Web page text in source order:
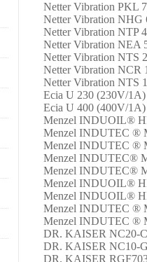
Netter Vibration PKL
Netter Vibration NHG
Netter Vibration NTP
Netter Vibration NEA
Netter Vibration NTS
Netter Vibration NCR
Netter Vibration NTS
Ecia U 230 (230V/1A)
Ecia U 400 (400V/1A)
Menzel INDUOIL®
Menzel INDUTEC ®
Menzel INDUTEC ®
Menzel INDUTEC®
Menzel INDUTEC®
Menzel INDUOIL®
Menzel INDUOIL®
Menzel INDUTEC ®
Menzel INDUTEC ®
DR. KAISER NC20-
DR. KAISER NC10-
DR. KAISER